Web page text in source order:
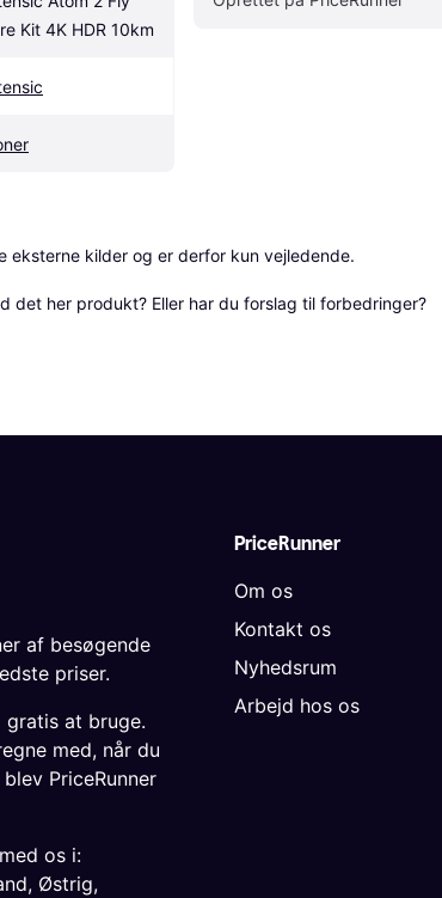
Kit 4K HDR 10km
eksterne kilder og er derfor kun vejledende.
det her produkt? Eller har du forslag til forbedringer?
PriceRunner
Om os
Kontakt os
Nyhedsrum
Arbejd hos os
af besøgende
priser.
at bruge.
med, når du
PriceRunner
os i:
, Østrig,